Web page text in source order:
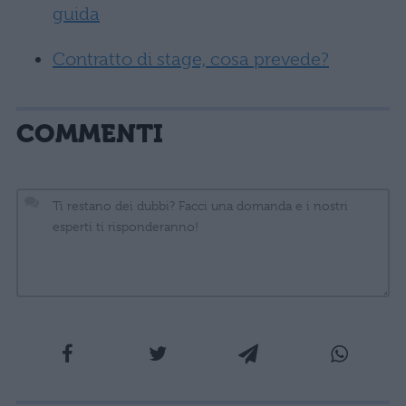
guida
Contratto di stage, cosa prevede?
COMMENTI